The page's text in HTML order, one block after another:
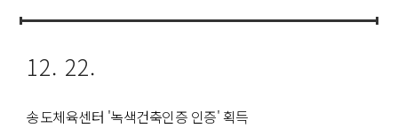
12. 22.
송도체육센터 '녹색건축인증 인증' 획득